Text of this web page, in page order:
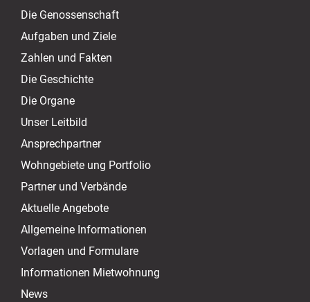
Die Genossenschaft
Aufgaben und Ziele
Zahlen und Fakten
Die Geschichte
Die Organe
Unser Leitbild
Ansprechpartner
Wohngebiete ung Portfolio
Partner und Verbände
Aktuelle Angebote
Allgemeine Informationen
Vorlagen und Formulare
Informationen Mietwohnung
News